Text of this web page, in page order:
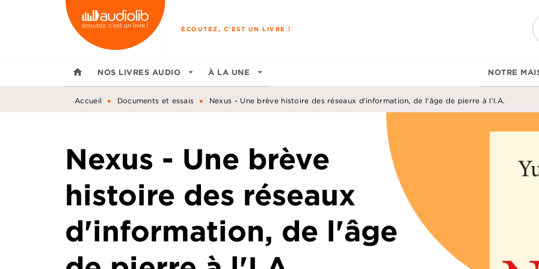
MENU RECHERCHE
ÉCOUTEZ, C'EST UN LIVRE !
home NOS LIVRES AUDIO arrow_drop_down À LA UNE arrow_drop_down NOTRE
Accueil • Documents et essais • Nexus - Une brève histoire des réseaux d'information, de l'âge de pierre à l'I.A.
Nexus - Une brève
histoire des réseaux
d'information, de l'âge